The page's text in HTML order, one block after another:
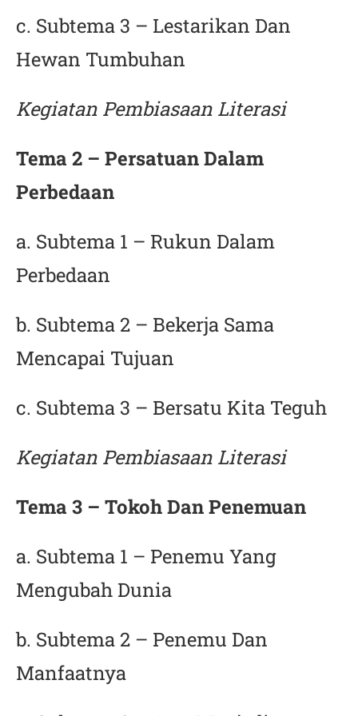
c. Subtema 3 – Lestarikan Dan
Hewan Tumbuhan
Kegiatan Pembiasaan Literasi
Tema 2 – Persatuan Dalam
Perbedaan
a. Subtema 1 – Rukun Dalam
Perbedaan
b. Subtema 2 – Bekerja Sama
Mencapai Tujuan
c. Subtema 3 – Bersatu Kita Teguh
Kegiatan Pembiasaan Literasi
Tema 3 – Tokoh Dan Penemuan
a. Subtema 1 – Penemu Yang
Mengubah Dunia
b. Subtema 2 – Penemu Dan
Manfaatnya